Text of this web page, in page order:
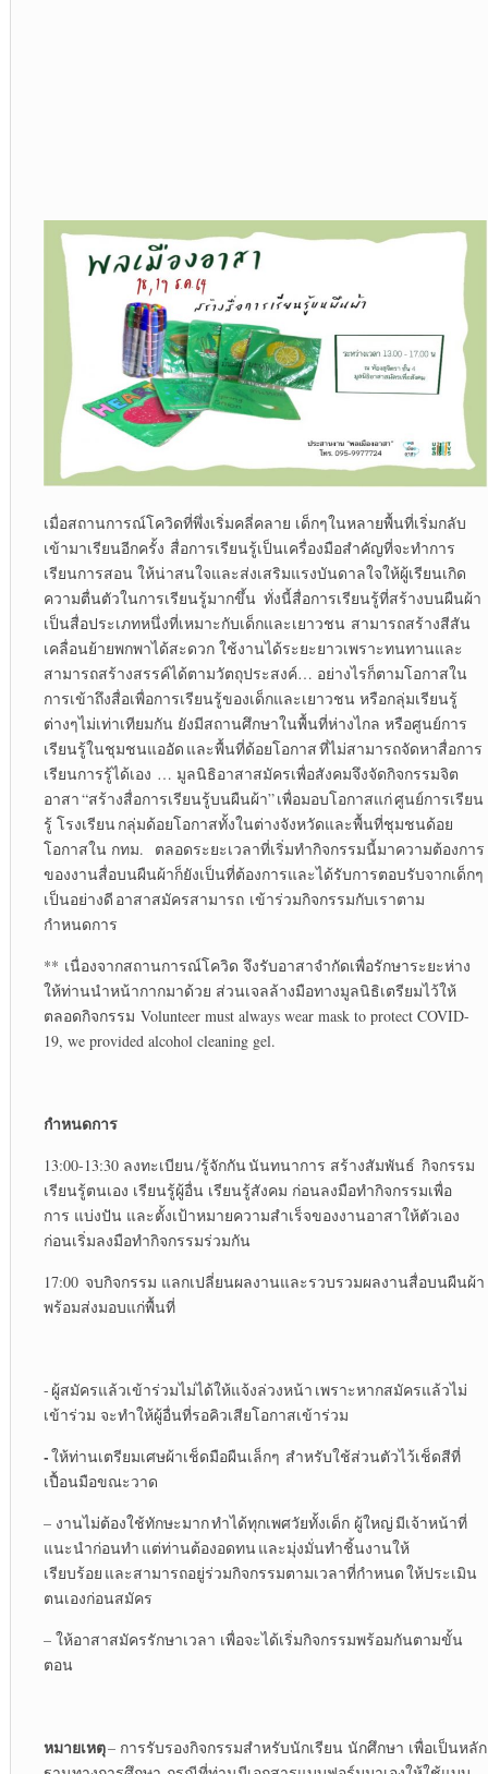
เมื่อสถานการณ์โควิดที่พึ่งเริ่มคลี่คลาย เด็กๆในหลายพื้นที่เริ่มกลับ
เข้ามาเรียนอีกครั้ง สื่อการเรียนรู้เป็นเครื่องมือสำคัญที่จะทำการ
เรียนการสอน ให้น่าสนใจและส่งเสริมแรงบันดาลใจให้ผู้เรียนเกิด
ความตื่นตัวในการเรียนรู้มากขึ้น ทั่งนี้สื่อการเรียนรู้ที่สร้างบนผืนผ้า
เป็นสื่อประเภทหนึ่งที่เหมาะกับเด็กและเยาวชน สามารถสร้างสีสัน
เคลื่อนย้ายพกพาได้สะดวก ใช้งานได้ระยะยาวเพราะทนทานและ
สามารถสร้างสรรค์ได้ตามวัตถุประสงค์… อย่างไรก็ตามโอกาสใน
การเข้าถึงสื่อเพื่อการเรียนรู้ของเด็กและเยาวชน หรือกลุ่มเรียนรู้
ต่างๆไม่เท่าเทียมกัน ยังมีสถานศึกษาในพื้นที่ห่างไกล หรือศูนย์การ
เรียนรู้ในชุมชนแออัด และพื้นที่ด้อยโอกาส ที่ไม่สามารถจัดหาสื่อการ
เรียนการรู้ได้เอง … มูลนิธิอาสาสมัครเพื่อสังคมจึงจัดกิจกรรมจิต
อาสา “สร้างสื่อการเรียนรู้บนผืนผ้า” เพื่อมอบโอกาสแก่ ศูนย์การเรียน
รู้ โรงเรียน กลุ่มด้อยโอกาสทั้งในต่างจังหวัดและพื้นที่ชุมชนด้อย
โอกาสใน กทม. ตลอดระยะเวลาที่เริ่มทำกิจกรรมนี้มาความต้องการ
ของงานสื่อบนผืนผ้าก็ยังเป็นที่ต้องการและได้รับการตอบรับจากเด็กๆ
เป็นอย่างดี อาสาสมัครสามารถ เข้าร่วมกิจกรรมกับเราตาม
กำหนดการ
** เนื่องจากสถานการณ์โควิด จึงรับอาสาจำกัดเพื่อรักษาระยะห่าง
ให้ท่านนำหน้ากากมาด้วย ส่วนเจลล้างมือทางมูลนิธิเตรียมไว้ให้
ตลอดกิจกรรม Volunteer must always wear mask to protect COVID-
19, we provided alcohol cleaning gel.
กำหนดการ
13:00-13:30 ลงทะเบียน /รู้จักกัน นันทนาการ สร้างสัมพันธ์ กิจกรรม
เรียนรู้ตนเอง เรียนรู้ผู้อื่น เรียนรู้สังคม ก่อนลงมือทำกิจกรรมเพื่อ
การ แบ่งปัน และตั้งเป้าหมายความสำเร็จของงานอาสาให้ตัวเอง
ก่อนเริ่มลงมือทำกิจกรรมร่วมกัน
17:00 จบกิจกรรม แลกเปลี่ยนผลงานและรวบรวมผลงานสื่อบนผืนผ้า
พร้อมส่งมอบแก่พื้นที่
- ผู้สมัครแล้วเข้าร่วมไม่ได้ให้แจ้งล่วงหน้า เพราะหากสมัครแล้วไม่
เข้าร่วม จะทำให้ผู้อื่นที่รอคิวเสียโอกาสเข้าร่วม
-ให้ท่านเตรียมเศษผ้าเช็ดมือผืนเล็กๆ สำหรับใช้ส่วนตัวไว้เช็ดสีที่
เปื้อนมือขณะวาด
– งานไม่ต้องใช้ทักษะมาก ทำได้ทุกเพศวัยทั้งเด็ก ผู้ใหญ่ มีเจ้าหน้าที่
แนะนำก่อนทำ แต่ท่านต้องอดทน และมุ่งมั่นทำชิ้นงานให้
เรียบร้อย และสามารถอยู่ร่วมกิจกรรมตามเวลาที่กำหนด ให้ประเมิน
ตนเองก่อนสมัคร
– ให้อาสาสมัครรักษาเวลา เพื่อจะได้เริ่มกิจกรรมพร้อมกันตามขั้น
ตอน
หมายเหตุ– การรับรองกิจกรรมสำหรับนักเรียน นักศึกษา เพื่อเป็นหลัก